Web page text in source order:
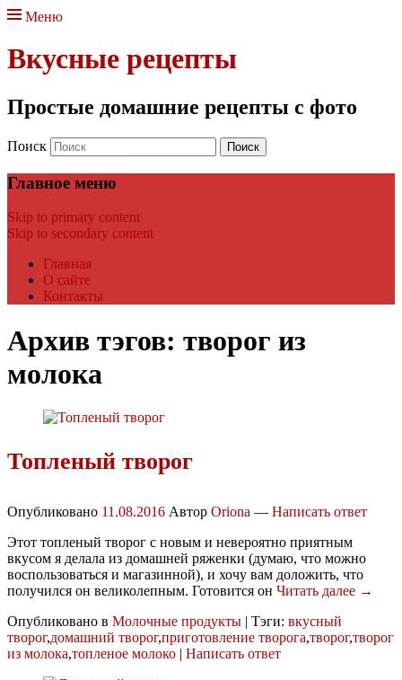
Меню
Вкусные рецепты
Простые домашние рецепты с фото
Поиск
Главное меню
Skip to primary content
Skip to secondary content
Главная
О сайте
Контакты
Архив тэгов: творог из
молока
Топленый творог
Опубликовано 11.08.2016 Автор Oriona — Написать ответ
Этот топленый творог с новым и невероятно приятным
вкусом я делала из домашней ряженки (думаю, что можно
воспользоваться и магазинной), и хочу вам доложить, что
получился он великолепным. Готовится он Читать далее →
Опубликовано в Молочные продукты | Тэги: вкусный
творог,домашний творог,приготовление творога,творог,творог
из молока,топленое молоко | Написать ответ